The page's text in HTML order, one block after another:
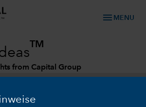
menu MENU
TM
from Capital Group